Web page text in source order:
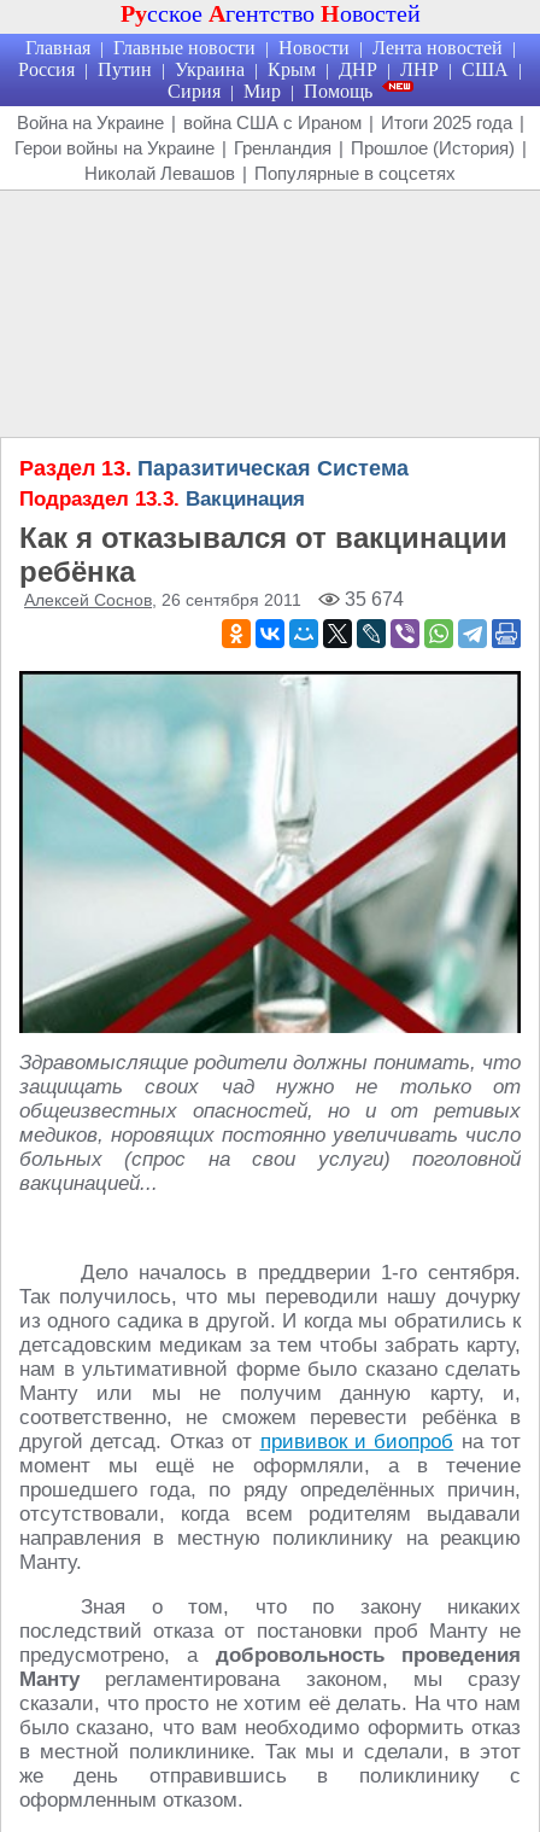
Русское Агентство Новостей
Главная | Главные новости | Новости | Лента новостей |
Россия | Путин | Украина | Крым | ДНР | ЛНР | США |
Сирия | Мир | Помощь
Война на Украине | война США с Ираном | Итоги 2025 года |
Герои войны на Украине | Гренландия | Прошлое (История) |
Николай Левашов | Популярные в соцсетях
Раздел 13. Паразитическая Система
Подраздел 13.3. Вакцинация
Как я отказывался от вакцинации
ребёнка
Алексей Соснов , 26 сентября 2011 35 674
Здравомыслящие родители должны понимать, что
защищать своих чад нужно не только от
общеизвестных опасностей, но и от ретивых
медиков, норовящих постоянно увеличивать число
больных (спрос на свои услуги) поголовной
вакцинацией...
Дело началось в преддверии 1-го сентября.
Так получилось, что мы переводили нашу дочурку
из одного садика в другой. И когда мы обратились к
детсадовским медикам за тем чтобы забрать карту,
нам в ультимативной форме было сказано сделать
Манту или мы не получим данную карту, и,
соответственно, не сможем перевести ребёнка в
другой детсад. Отказ от прививок и биопроб на тот
момент мы ещё не оформляли, а в течение
прошедшего года, по ряду определённых причин,
отсутствовали, когда всем родителям выдавали
направления в местную поликлинику на реакцию
Манту.
Зная о том, что по закону никаких
последствий отказа от постановки проб Манту не
предусмотрено, а добровольность проведения
Мантурегламентирована законом, мы сразу
сказали, что просто не хотим её делать. На что нам
было сказано, что вам необходимо оформить отказ
в местной поликлинике. Так мы и сделали, в этот
же день отправившись в поликлинику с
оформленным отказом.